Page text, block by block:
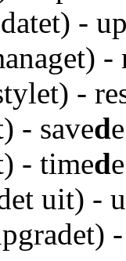
-
-
-
- saved
- timed
uit) -